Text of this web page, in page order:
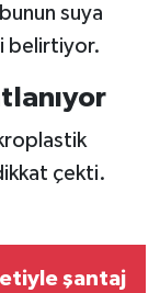
suya
belirtiyor.
çekti.
şantaj